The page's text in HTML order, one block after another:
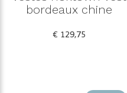
bordeaux chine
€ 129,75